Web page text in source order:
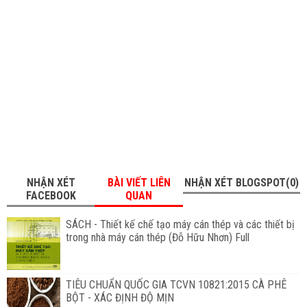
NHẬN XÉT
FACEBOOK
BÀI VIẾT LIÊN
QUAN
NHẬN XÉT BLOGSPOT(0)
SÁCH - Thiết kế chế tạo máy cán thép và các thiết bị
trong nhà máy cán thép (Đỗ Hữu Nhơn) Full
TIÊU CHUẨN QUỐC GIA TCVN 10821:2015 CÀ PHÊ
BỘT - XÁC ĐỊNH ĐỘ MỊN